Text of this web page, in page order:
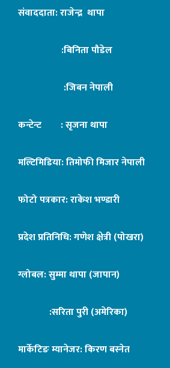
संवाददाता: राजेन्द्र थापा
:बिनिता पौडेल
:जिबन नेपाली
कन्टेन्ट : सृजना थापा
मल्टिमिडिया: तिमोफी मिजार नेपाली
फोटो पत्रकार: राकेश भण्डारी
प्रदेश प्रतिनिधि: गणेश क्षेत्री (पोखरा)
ग्लोबल: सुम्मा थापा (जापान)
:सरिता पुरी (अमेरिका)
मार्केटिङ म्यानेजर: किरण बस्नेत